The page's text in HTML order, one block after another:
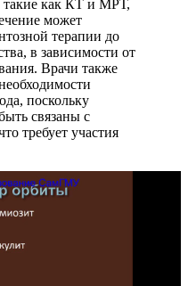
такие как КТ и МРТ,
может
терапии до
в зависимости от
Врачи также
поскольку
связаны с
требует участия